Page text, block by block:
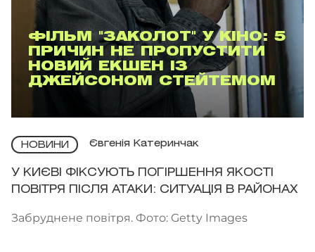
ФІЛЬМ "ЗАКОЛОТ" У КІНО: 5
ПРИЧИН НЕ ПРОПУСТИТИ
НОВИЙ ЕКШЕН ІЗ
ДЖЕЙСОНОМ СТЕЙТЕМОМ
НОВИНИ Євгенія Катеринчак
У КИЄВІ ФІКСУЮТЬ ПОГІРШЕННЯ ЯКОСТІ
ПОВІТРЯ ПІСЛЯ АТАКИ: СИТУАЦІЯ В РАЙОНАХ
Забруднене повітря. Фото: Getty Images